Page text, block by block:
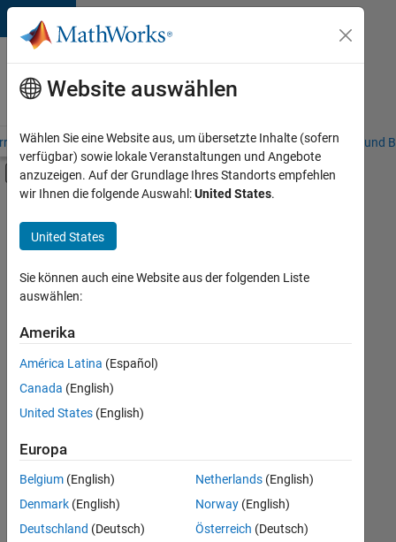
Weiter zum Inhalt
Karriere
bei
MathWorks
– Übersicht Stellensuche Niederlassungen Studierende und
Umschaltung für Off-Canvas-
Hauptinhalt
Advanced Support
Business Applications and Tools
Infrastructure and Architecture
Program Management
+3
Derzeit
es
keine
offenen
Stellen,
Ihren
Suchkriterien
entsprechen.
können
Website auswählen
Wählen Sie eine Website aus, um übersetzte Inhalte (sofern
verfügbar) sowie lokale Veranstaltungen und Angebote
anzuzeigen. Auf der Grundlage Ihres Standorts empfehlen
wir Ihnen die folgende Auswahl:United States.
United States
Sie können auch eine Website aus der folgenden Liste
auswählen:
Amerika
América Latina (Español)
Canada (English)
United States (English)
Europa
Belgium (English)
Denmark (English)
Deutschland (Deutsch)
Netherlands(English)
Norway(English)
Österreich (Deutsch)